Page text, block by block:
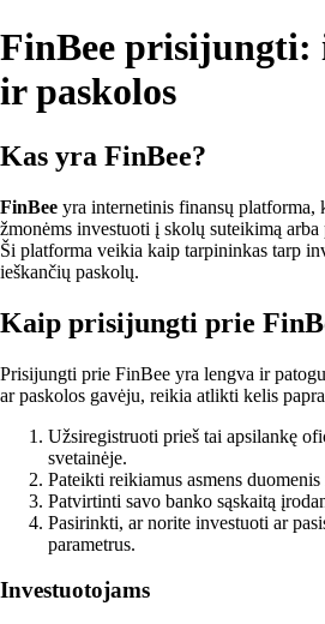
FinBee prisijungti:
ir paskolos
Kas yra FinBee?
FinBee yra internetinis finansų platforma,
žmonėms investuoti į skolų suteikimą
Ši platforma veikia kaip tarpininkas tarp
ieškančių paskolų.
Kaip prisijungti prie
Prisijungti prie FinBee yra lengva ir
ar paskolos gavėju, reikia atlikti kelis
Užsiregistruoti prieš tai apsilankę
svetainėje.
Pateikti reikiamus asmens
Patvirtinti savo banko sąskaitą
Pasirinkti, ar norite investuoti ar
parametrus.
Investuotojams